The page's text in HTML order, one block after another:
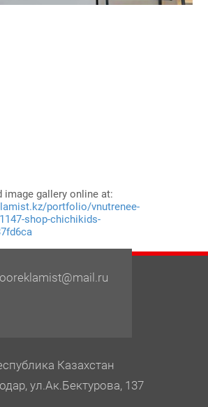
image gallery online at:
portfolio/vnutrenee-
shop-chichikids-
Казахстан
ул.Ак.Бектурова, 137